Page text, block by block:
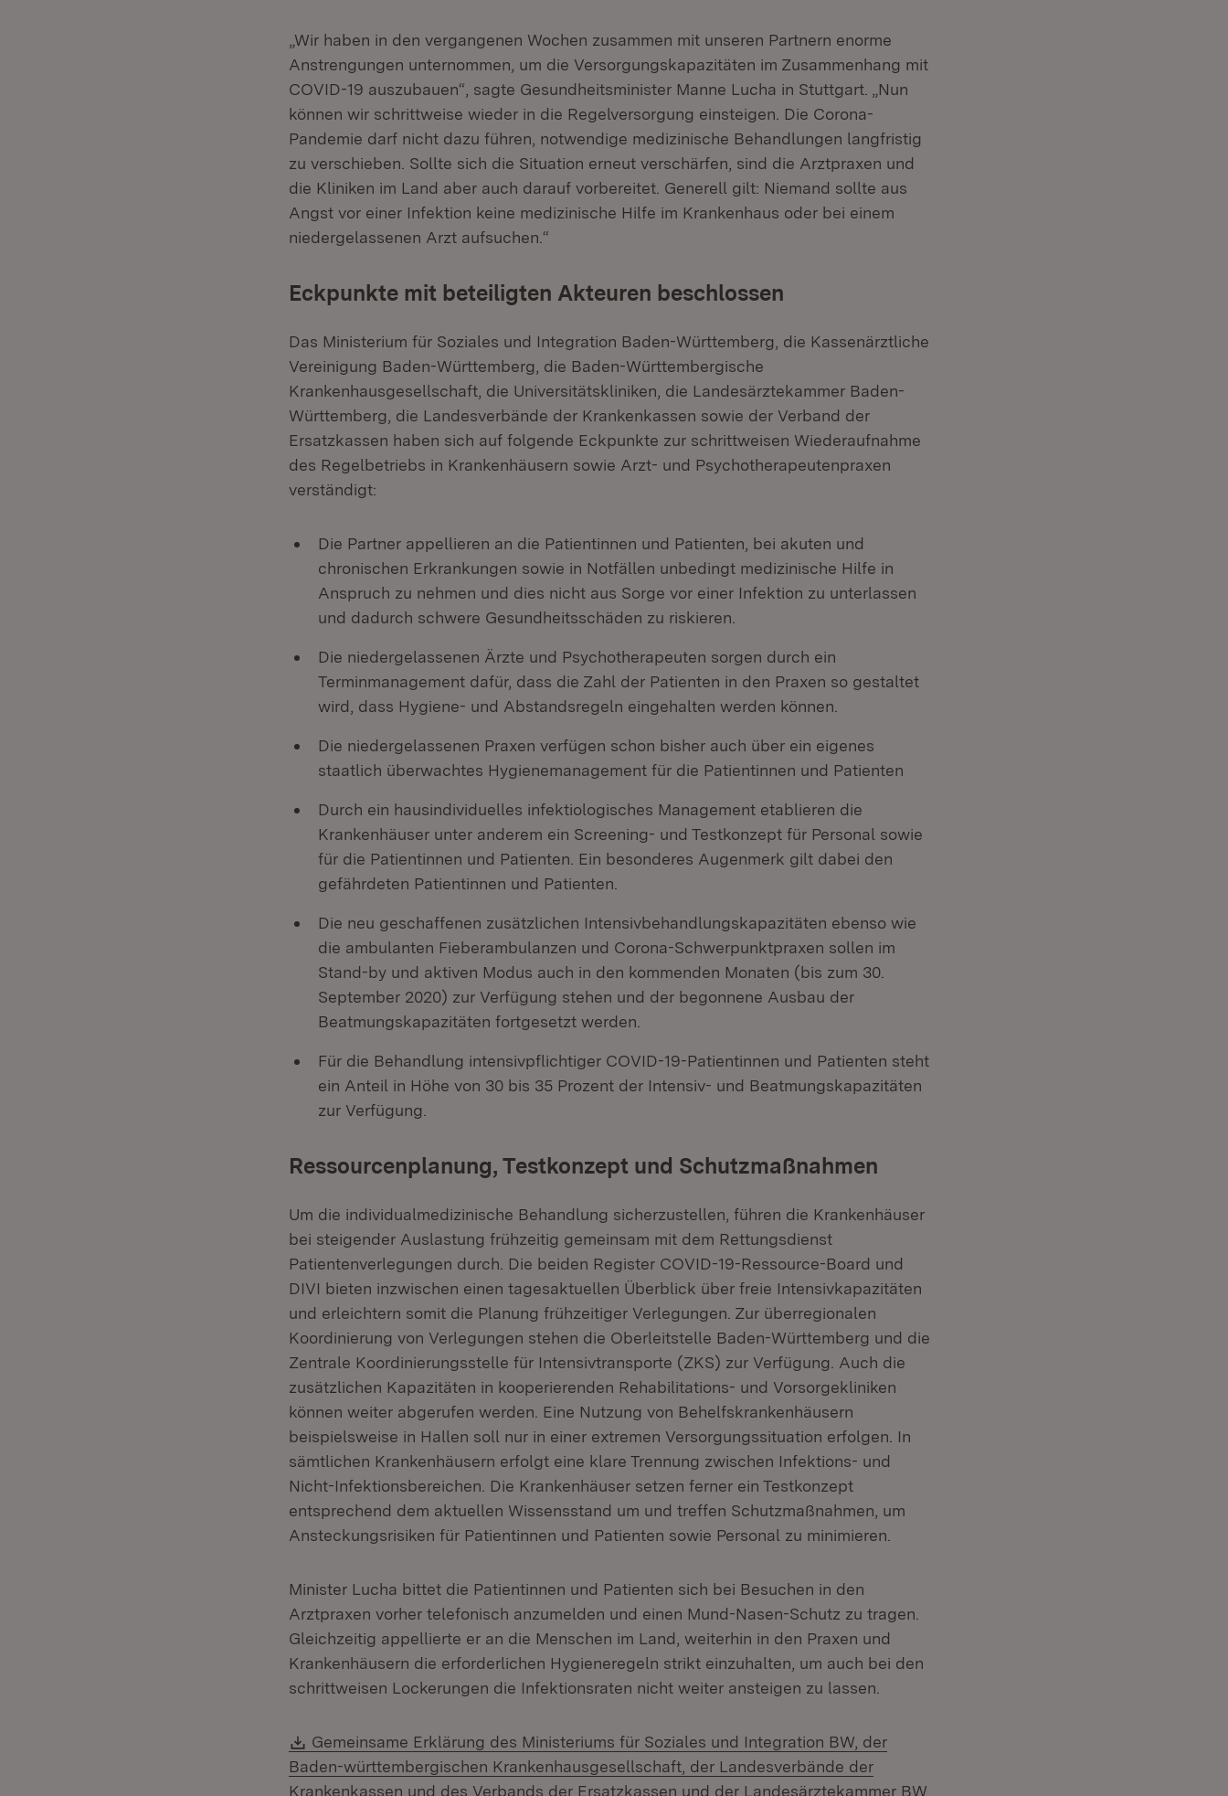
„Wir haben in den vergangenen Wochen zusammen mit unseren Partnern enorme
Anstrengungen unternommen, um die Versorgungskapazitäten im Zusammenhang mit
COVID-19 auszubauen“, sagte Gesundheitsminister Manne Lucha in Stuttgart. „Nun
können wir schrittweise wieder in die Regelversorgung einsteigen. Die Corona-
Pandemie darf nicht dazu führen, notwendige medizinische Behandlungen langfristig
zu verschieben. Sollte sich die Situation erneut verschärfen, sind die Arztpraxen und
die Kliniken im Land aber auch darauf vorbereitet. Generell gilt: Niemand sollte aus
Angst vor einer Infektion keine medizinische Hilfe im Krankenhaus oder bei einem
niedergelassenen Arzt aufsuchen.“
Eckpunkte mit beteiligten Akteuren beschlossen
Das Ministerium für Soziales und Integration Baden-Württemberg, die Kassenärztliche
Vereinigung Baden-Württemberg, die Baden-Württembergische
Krankenhausgesellschaft, die Universitätskliniken, die Landesärztekammer Baden-
Württemberg, die Landesverbände der Krankenkassen sowie der Verband der
Ersatzkassen haben sich auf folgende Eckpunkte zur schrittweisen Wiederaufnahme
des Regelbetriebs in Krankenhäusern sowie Arzt- und Psychotherapeutenpraxen
verständigt:
Die Partner appellieren an die Patientinnen und Patienten, bei akuten und
chronischen Erkrankungen sowie in Notfällen unbedingt medizinische Hilfe in
Anspruch zu nehmen und dies nicht aus Sorge vor einer Infektion zu unterlassen
und dadurch schwere Gesundheitsschäden zu riskieren.
Die niedergelassenen Ärzte und Psychotherapeuten sorgen durch ein
Terminmanagement dafür, dass die Zahl der Patienten in den Praxen so gestaltet
wird, dass Hygiene- und Abstandsregeln eingehalten werden können.
Die niedergelassenen Praxen verfügen schon bisher auch über ein eigenes
staatlich überwachtes Hygienemanagement für die Patientinnen und Patienten
Durch ein hausindividuelles infektiologisches Management etablieren die
Krankenhäuser unter anderem ein Screening- und Testkonzept für Personal sowie
für die Patientinnen und Patienten. Ein besonderes Augenmerk gilt dabei den
gefährdeten Patientinnen und Patienten.
Die neu geschaffenen zusätzlichen Intensivbehandlungskapazitäten ebenso wie
die ambulanten Fieberambulanzen und Corona-Schwerpunktpraxen sollen im
Stand-by und aktiven Modus auch in den kommenden Monaten (bis zum 30.
September 2020) zur Verfügung stehen und der begonnene Ausbau der
Beatmungskapazitäten fortgesetzt werden.
Für die Behandlung intensivpflichtiger COVID-19-Patientinnen und Patienten steht
ein Anteil in Höhe von 30 bis 35 Prozent der Intensiv- und Beatmungskapazitäten
zur Verfügung.
Ressourcenplanung, Testkonzept und Schutzmaßnahmen
Um die individualmedizinische Behandlung sicherzustellen, führen die Krankenhäuser
bei steigender Auslastung frühzeitig gemeinsam mit dem Rettungsdienst
Patientenverlegungen durch. Die beiden Register COVID-19-Ressource-Board und
DIVI bieten inzwischen einen tagesaktuellen Überblick über freie Intensivkapazitäten
und erleichtern somit die Planung frühzeitiger Verlegungen. Zur überregionalen
Koordinierung von Verlegungen stehen die Oberleitstelle Baden-Württemberg und die
Zentrale Koordinierungsstelle für Intensivtransporte (ZKS) zur Verfügung. Auch die
zusätzlichen Kapazitäten in kooperierenden Rehabilitations- und Vorsorgekliniken
können weiter abgerufen werden. Eine Nutzung von Behelfskrankenhäusern
beispielsweise in Hallen soll nur in einer extremen Versorgungssituation erfolgen. In
sämtlichen Krankenhäusern erfolgt eine klare Trennung zwischen Infektions- und
Nicht-Infektionsbereichen. Die Krankenhäuser setzen ferner ein Testkonzept
entsprechend dem aktuellen Wissensstand um und treffen Schutzmaßnahmen, um
Ansteckungsrisiken für Patientinnen und Patienten sowie Personal zu minimieren.
Minister Lucha bittet die Patientinnen und Patienten sich bei Besuchen in den
Arztpraxen vorher telefonisch anzumelden und einen Mund-Nasen-Schutz zu tragen.
Gleichzeitig appellierte er an die Menschen im Land, weiterhin in den Praxen und
Krankenhäusern die erforderlichen Hygieneregeln strikt einzuhalten, um auch bei den
schrittweisen Lockerungen die Infektionsraten nicht weiter ansteigen zu lassen.
Download:
Gemeinsame Erklärung des Ministeriums für Soziales und Integration BW, der
Baden-württembergischen Krankenhausgesellschaft, der Landesverbände der
Krankenkassen und des Verbands der Ersatzkassen und der Landesärztekammer BW